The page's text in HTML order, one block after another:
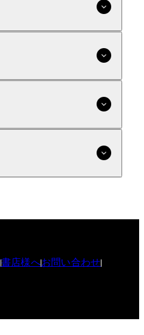
書店様へお問い合わせ